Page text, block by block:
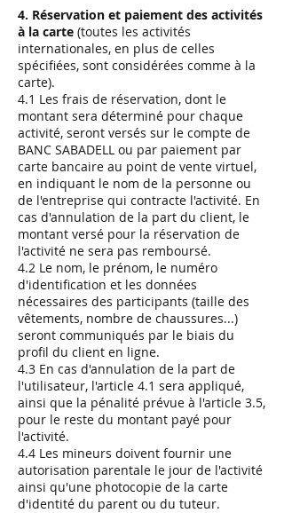
4. Réservation et paiement des activités
à la carte (toutes les activités
internationales, en plus de celles
spécifiées, sont considérées comme à la
carte).
4.1 Les frais de réservation, dont le
montant sera déterminé pour chaque
activité, seront versés sur le compte de
BANC SABADELL ou par paiement par
carte bancaire au point de vente virtuel,
en indiquant le nom de la personne ou
de l'entreprise qui contracte l'activité. En
cas d'annulation de la part du client, le
montant versé pour la réservation de
l'activité ne sera pas remboursé.
4.2 Le nom, le prénom, le numéro
d'identification et les données
nécessaires des participants (taille des
vêtements, nombre de chaussures...)
seront communiqués par le biais du
profil du client en ligne.
4.3 En cas d'annulation de la part de
l'utilisateur, l'article 4.1 sera appliqué,
ainsi que la pénalité prévue à l'article 3.5,
pour le reste du montant payé pour
l'activité.
4.4 Les mineurs doivent fournir une
autorisation parentale le jour de l'activité
ainsi qu'une photocopie de la carte
d'identité du parent ou du tuteur.